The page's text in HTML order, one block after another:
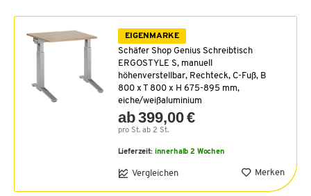
EIGENMARKE
Schäfer Shop Genius Schreibtisch
ERGOSTYLE S, manuell
höhenverstellbar, Rechteck, C-Fuß, B
800 x T 800 x H 675-895 mm,
eiche/weißaluminium
ab 399,00 €
pro St. ab 2 St.
Lieferzeit: innerhalb 2 Wochen
Vergleichen Merken